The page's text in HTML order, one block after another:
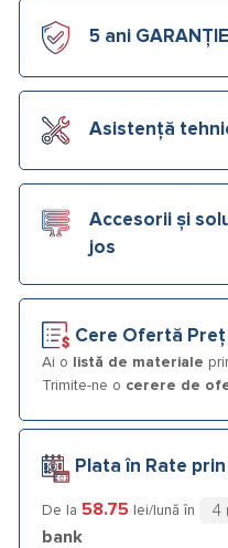
5 ani GARANȚIE
Asistență
Accesorii și
jos
Cere Ofertă Preț
Ai o listă de materiale
Trimite-ne o cerere de
Plata în Rate
De la 58.75 lei/lună în
bank